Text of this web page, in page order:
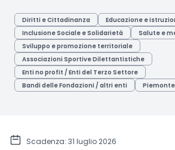
Diritti e Cittadinanza
Educazione e
Inclusione Sociale e Solidarietà
Salute e
Sviluppo e promozione territoriale
Associazioni Sportive Dilettantistiche
Enti no profit / Enti del Terzo Settore
Bandi delle Fondazioni / altri enti
Piemonte
Scadenza: 31 luglio 2026